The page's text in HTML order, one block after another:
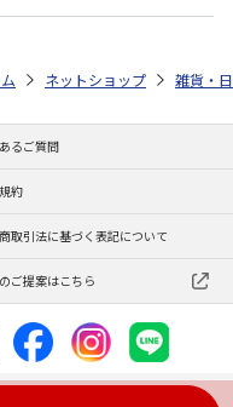
カーステッカー【デブ猫<308>
ネットショップ 雑貨・
るご質問
約
取引法に基づく表記について
ご提案はこちら